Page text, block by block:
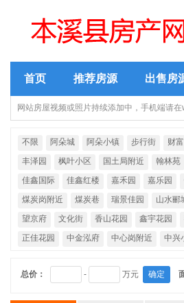
首页 推荐房源 出售房
网站房屋视频或照片持续添加中，手机端请在
不限 阿朵城 阿朵小镇 步行街 财
丰泽园
枫叶小区 国土局附近 翰林苑
佳鑫国际
佳鑫红楼 嘉禾园 嘉乐园
煤炭岗附近
煤炭巷 瑞景佳园 山水郦
望京府
文化街 香山花园 鑫宇花园
正佳花园
中金泓府 中心岗附近 中兴
总价： - 万元 确定